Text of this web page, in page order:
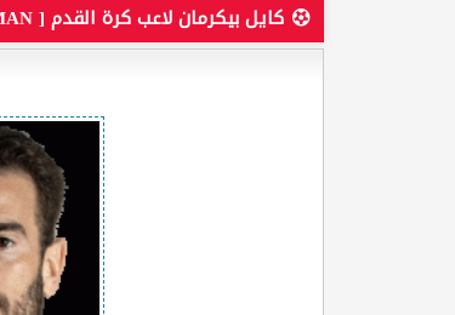
كايل بيكرمان لاعب كرة القدم [ KYLE BECKERMAN ]